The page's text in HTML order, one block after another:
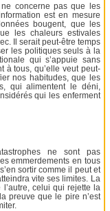
concerne pas que les
est en mesure
bougent, que les
les chaleurs estivales
Il serait peut-être temps
les politiques seuls à la
qui s’appuie sans
à tous, qu’elle veut peut-
nos habitudes, que les
qui alimentent le déni,
qui les enferment
ne sont pas
emmerdements en tous
sortir comme il peut et
vite ses limites. La
celui qui rejette la
preuve que le pire n’est